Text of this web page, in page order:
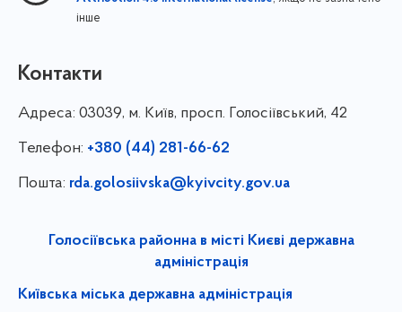
інше
Контакти
Адреса: 03039, м. Київ, просп. Голосіївський, 42
Телефон: +380 (44) 281-66-62
Пошта: rda.golosiivska@kyivcity.gov.ua
Голосіївська районна в місті Києві державна
адміністрація
Київська міська державна адміністрація